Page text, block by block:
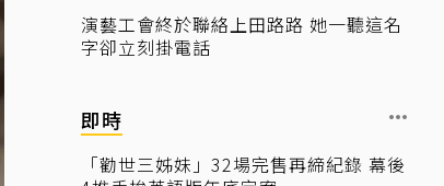
演藝工會終於聯絡上田路路 她一聽這名
字卻立刻掛電話
即時
「勸世三姊妹」32場完售再締紀錄 幕後